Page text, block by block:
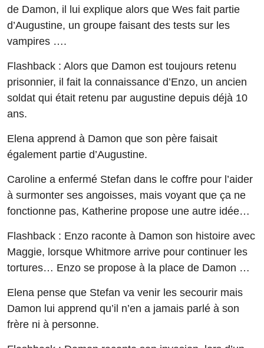
de Damon, il lui explique alors que Wes fait partie
d’Augustine, un groupe faisant des tests sur les
vampires ….
Flashback : Alors que Damon est toujours retenu
prisonnier, il fait la connaissance d’Enzo, un ancien
soldat qui était retenu par augustine depuis déjà 10
ans.
Elena apprend à Damon que son père faisait
également partie d’Augustine.
Caroline a enfermé Stefan dans le coffre pour l’aider
à surmonter ses angoisses, mais voyant que ça ne
fonctionne pas, Katherine propose une autre idée…
Flashback : Enzo raconte à Damon son histoire avec
Maggie, lorsque Whitmore arrive pour continuer les
tortures… Enzo se propose à la place de Damon …
Elena pense que Stefan va venir les secourir mais
Damon lui apprend qu’il n’en a jamais parlé à son
frère ni à personne.